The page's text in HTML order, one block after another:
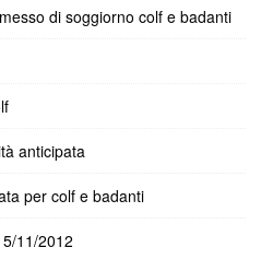
di soggiorno colf e badanti
anticipata
per colf e badanti
11/2012